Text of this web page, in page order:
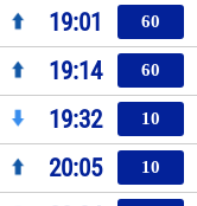
19:01 60
19:14 60
19:32 10
20:05 10